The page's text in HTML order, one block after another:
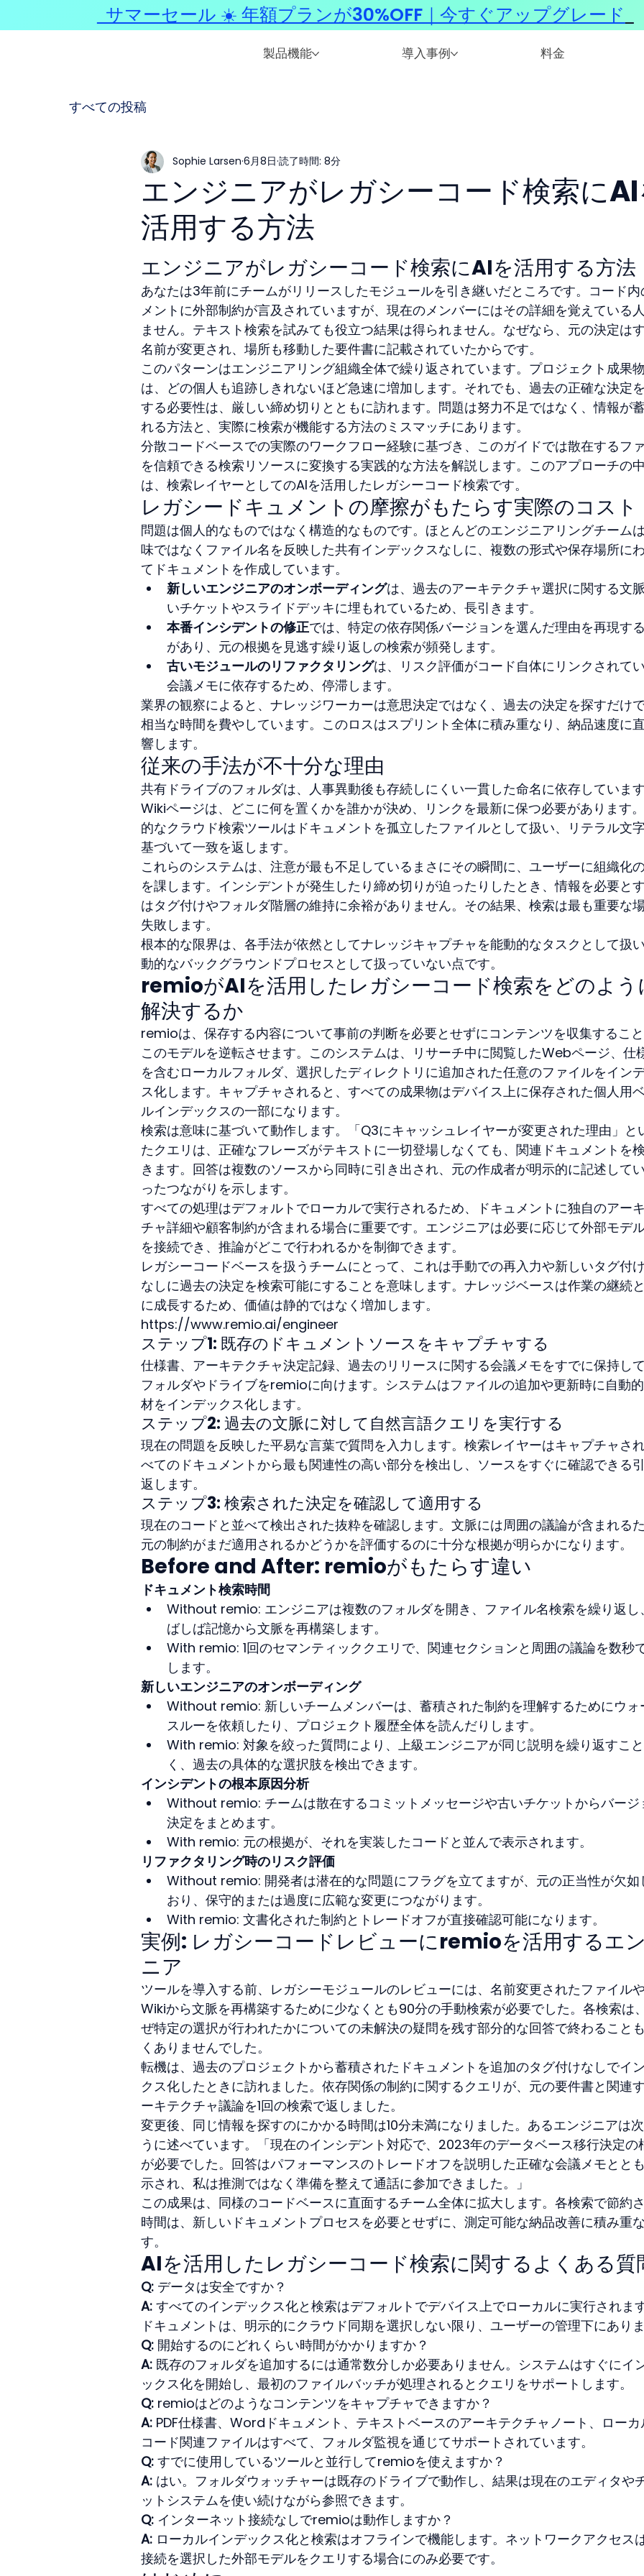
製品機能 導入事例 料金
すべての投稿
エンジニアがレガシーコード検索にAI
活用する方法
Sophie Larsen 6月8日 読了時間: 8分
エンジニアがレガシーコード検索にAIを活用する方法
あなたは3年前にチームがリリースしたモジュールを引き継いだところです。コード内
メントに外部制約が言及されていますが、現在のメンバーにはその詳細を覚えている
ません。テキスト検索を試みても役立つ結果は得られません。なぜなら、元の決定は
名前が変更され、場所も移動した要件書に記載されていたからです。
このパターンはエンジニアリング組織全体で繰り返されています。プロジェクト成果
は、どの個人も追跡しきれないほど急速に増加します。それでも、過去の正確な決定
する必要性は、厳しい締め切りとともに訪れます。問題は努力不足ではなく、情報が
れる方法と、実際に検索が機能する方法のミスマッチにあります。
分散コードベースでの実際のワークフロー経験に基づき、このガイドでは散在するフ
を信頼できる検索リソースに変換する実践的な方法を解説します。このアプローチの
は、検索レイヤーとしてのAIを活用したレガシーコード検索です。
レガシードキュメントの摩擦がもたらす実際のコスト
問題は個人的なものではなく構造的なものです。ほとんどのエンジニアリングチーム
味ではなくファイル名を反映した共有インデックスなしに、複数の形式や保存場所に
てドキュメントを作成しています。
新しいエンジニアのオンボーディングは、過去のアーキテクチャ選択に関する文
いチケットやスライドデッキに埋もれているため、長引きます。
本番インシデントの修正では、特定の依存関係バージョンを選んだ理由を再現す
があり、元の根拠を見逃す繰り返しの検索が頻発します。
古いモジュールのリファクタリングは、リスク評価がコード自体にリンクされて
会議メモに依存するため、停滞します。
業界の観察によると、ナレッジワーカーは意思決定ではなく、過去の決定を探すだけ
相当な時間を費やしています。このロスはスプリント全体に積み重なり、納品速度に
響します。
従来の手法が不十分な理由
共有ドライブのフォルダは、人事異動後も存続しにくい一貫した命名に依存しています
Wikiページは、どこに何を置くかを誰かが決め、リンクを最新に保つ必要があります
的なクラウド検索ツールはドキュメントを孤立したファイルとして扱い、リテラル文
基づいて一致を返します。
これらのシステムは、注意が最も不足しているまさにその瞬間に、ユーザーに組織化
を課します。インシデントが発生したり締め切りが迫ったりしたとき、情報を必要と
はタグ付けやフォルダ階層の維持に余裕がありません。その結果、検索は最も重要な
失敗します。
根本的な限界は、各手法が依然としてナレッジキャプチャを能動的なタスクとして扱
動的なバックグラウンドプロセスとして扱っていない点です。
remioがAIを活用したレガシーコード検索をどのよう
解決するか
remioは、保存する内容について事前の判断を必要とせずにコンテンツを収集すること
このモデルを逆転させます。このシステムは、リサーチ中に閲覧したWebページ、仕
を含むローカルフォルダ、選択したディレクトリに追加された任意のファイルをイン
ス化します。キャプチャされると、すべての成果物はデバイス上に保存された個人用
ルインデックスの一部になります。
検索は意味に基づいて動作します。「Q3にキャッシュレイヤーが変更された理由」と
たクエリは、正確なフレーズがテキストに一切登場しなくても、関連ドキュメントを
きます。回答は複数のソースから同時に引き出され、元の作成者が明示的に記述して
ったつながりを示します。
すべての処理はデフォルトでローカルで実行されるため、ドキュメントに独自のアー
チャ詳細や顧客制約が含まれる場合に重要です。エンジニアは必要に応じて外部モデ
を接続でき、推論がどこで行われるかを制御できます。
レガシーコードベースを扱うチームにとって、これは手動での再入力や新しいタグ付
なしに過去の決定を検索可能にすることを意味します。ナレッジベースは作業の継続
に成長するため、価値は静的ではなく増加します。
https://www.remio.ai/engineer
ステップ1: 既存のドキュメントソースをキャプチャする
仕様書、アーキテクチャ決定記録、過去のリリースに関する会議メモをすでに保持し
フォルダやドライブをremioに向けます。システムはファイルの追加や更新時に自動
材をインデックス化します。
ステップ2: 過去の文脈に対して自然言語クエリを実行する
現在の問題を反映した平易な言葉で質問を入力します。検索レイヤーはキャプチャさ
べてのドキュメントから最も関連性の高い部分を検出し、ソースをすぐに確認できる
返します。
ステップ3: 検索された決定を確認して適用する
現在のコードと並べて検出された抜粋を確認します。文脈には周囲の議論が含まれるた
元の制約がまだ適用されるかどうかを評価するのに十分な根拠が明らかになります。
Before and After: remioがもたらす違い
ドキュメント検索時間
Without remio: エンジニアは複数のフォルダを開き、ファイル名検索を繰り返し
ばしば記憶から文脈を再構築します。
With remio: 1回のセマンティッククエリで、関連セクションと周囲の議論を数秒
します。
新しいエンジニアのオンボーディング
Without remio: 新しいチームメンバーは、蓄積された制約を理解するためにウォ
スルーを依頼したり、プロジェクト履歴全体を読んだりします。
With remio: 対象を絞った質問により、上級エンジニアが同じ説明を繰り返すこ
く、過去の具体的な選択肢を検出できます。
インシデントの根本原因分析
Without remio: チームは散在するコミットメッセージや古いチケットからバージ
決定をまとめます。
With remio: 元の根拠が、それを実装したコードと並んで表示されます。
リファクタリング時のリスク評価
Without remio: 開発者は潜在的な問題にフラグを立てますが、元の正当性が欠如
おり、保守的または過度に広範な変更につながります。
With remio: 文書化された制約とトレードオフが直接確認可能になります。
実例: レガシーコードレビューにremioを活用するエ
ニア
ツールを導入する前、レガシーモジュールのレビューには、名前変更されたファイル
Wikiから文脈を再構築するために少なくとも90分の手動検索が必要でした。各検索は
ぜ特定の選択が行われたかについての未解決の疑問を残す部分的な回答で終わること
くありませんでした。
転機は、過去のプロジェクトから蓄積されたドキュメントを追加のタグ付けなしでイ
クス化したときに訪れました。依存関係の制約に関するクエリが、元の要件書と関連
ーキテクチャ議論を1回の検索で返しました。
変更後、同じ情報を探すのにかかる時間は10分未満になりました。あるエンジニアは
うに述べています。「現在のインシデント対応で、2023年のデータベース移行決定の
が必要でした。回答はパフォーマンスのトレードオフを説明した正確な会議メモとと
示され、私は推測ではなく準備を整えて通話に参加できました。」
この成果は、同様のコードベースに直面するチーム全体に拡大します。各検索で節約
時間は、新しいドキュメントプロセスを必要とせずに、測定可能な納品改善に積み重
す。
AIを活用したレガシーコード検索に関するよくある質
Q: データは安全ですか？
A: すべてのインデックス化と検索はデフォルトでデバイス上でローカルに実行されます
ドキュメントは、明示的にクラウド同期を選択しない限り、ユーザーの管理下にありま
Q: 開始するのにどれくらい時間がかかりますか？
A: 既存のフォルダを追加するには通常数分しか必要ありません。システムはすぐにイ
ックス化を開始し、最初のファイルバッチが処理されるとクエリをサポートします。
Q: remioはどのようなコンテンツをキャプチャできますか？
A: PDF仕様書、Wordドキュメント、テキストベースのアーキテクチャノート、ローカ
コード関連ファイルはすべて、フォルダ監視を通じてサポートされています。
Q: すでに使用しているツールと並行してremioを使えますか？
A: はい。フォルダウォッチャーは既存のドライブで動作し、結果は現在のエディタや
ットシステムを使い続けながら参照できます。
Q: インターネット接続なしでremioは動作しますか？
A: ローカルインデックス化と検索はオフラインで機能します。ネットワークアクセスは
接続を選択した外部モデルをクエリする場合にのみ必要です。
サマーセール ☀️ 年額プランが30%OFF｜今すぐアップグレード